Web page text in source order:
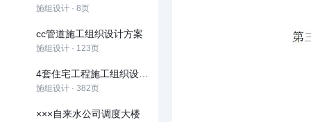
施组设计 · 8页
cc管道施工组织设计方案
施组设计 · 123页
施组设计 · 382页
×××自来水公司调度大楼